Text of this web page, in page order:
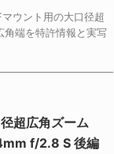
ウント用の大口径超
端を特許情報と実写
超広角ズーム
f/2.8 S 後編